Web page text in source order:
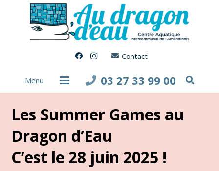
Contact
Menu 03 27 33 99 00
Les Summer Games au
Dragon d’Eau
C’est le 28 juin 2025 !